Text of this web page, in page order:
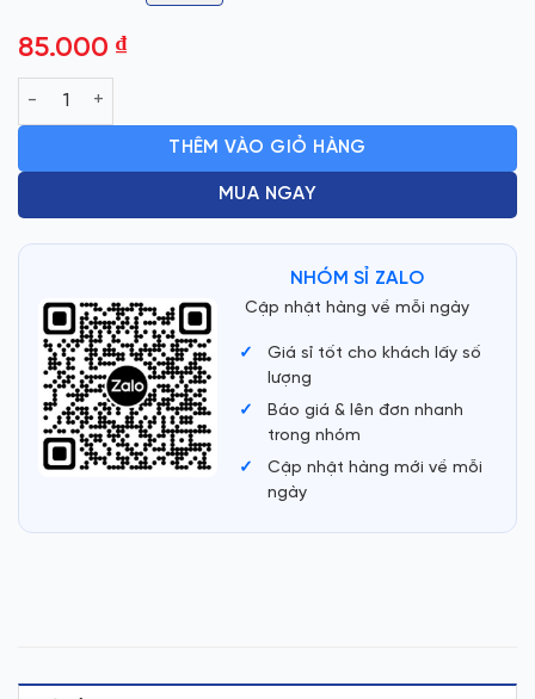
85.000 ₫
BỘ ĐÈN CHỤP HÌNH LIVESTREAM 26CM số lượng
THÊM VÀO GIỎ HÀNG
MUA NGAY
NHÓM SỈ ZALO
Cập nhật hàng về mỗi ngày
Giá sỉ tốt cho khách lấy số
lượng
Báo giá & lên đơn nhanh
trong nhóm
Cập nhật hàng mới về mỗi
ngày